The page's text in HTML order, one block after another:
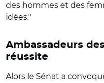
des hommes et des
idées."
Ambassadeurs
réussite
Alors le Sénat a